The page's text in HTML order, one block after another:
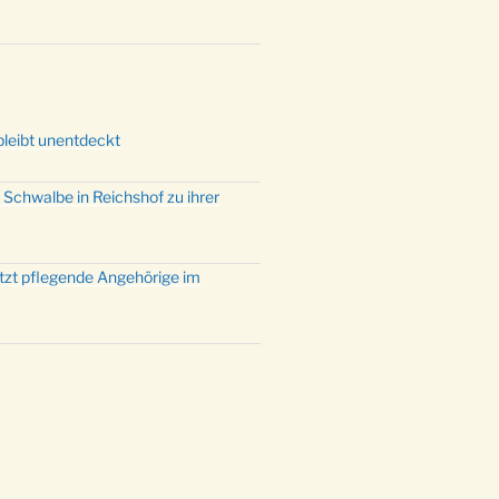
unentdeckt
in Reichshof zu ihrer
pflegende Angehörige im